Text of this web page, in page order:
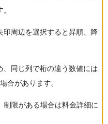
周辺を選択すると昇順、降
、同じ列で桁の違う数値には
合があります。
制限がある場合は料金詳細に